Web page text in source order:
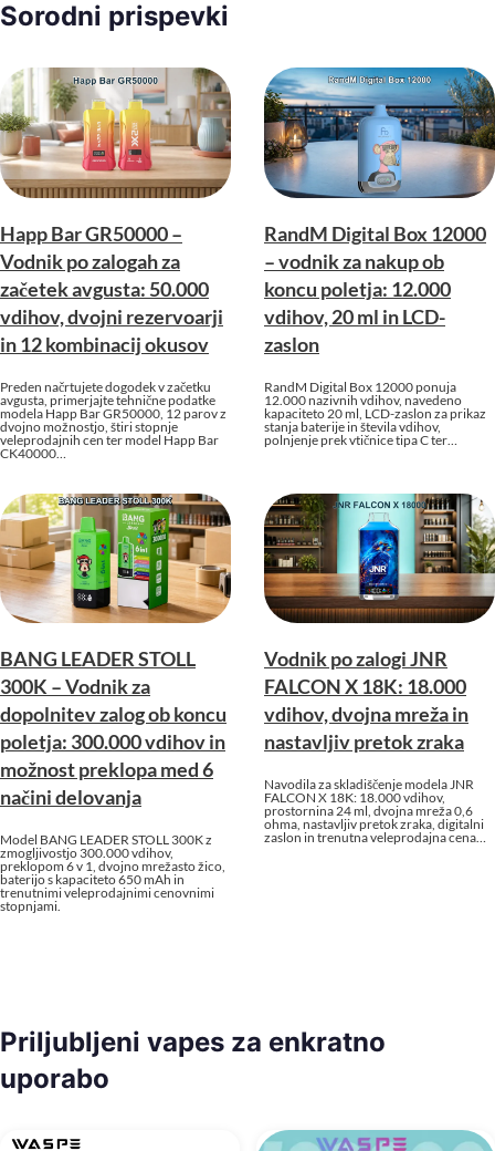
Sorodni prispevki
Happ Bar GR50000 –
Vodnik po zalogah za
začetek avgusta: 50.000
vdihov, dvojni rezervoarji
in 12 kombinacij okusov
Preden načrtujete dogodek v začetku
avgusta, primerjajte tehnične podatke
modela Happ Bar GR50000, 12 parov z
dvojno možnostjo, štiri stopnje
veleprodajnih cen ter model Happ Bar
CK40000…
RandM Digital Box 12000
– vodnik za nakup ob
koncu poletja: 12.000
vdihov, 20 ml in LCD-
zaslon
RandM Digital Box 12000 ponuja
12.000 nazivnih vdihov, navedeno
kapaciteto 20 ml, LCD-zaslon za prikaz
stanja baterije in števila vdihov,
polnjenje prek vtičnice tipa C ter…
BANG LEADER STOLL
300K – Vodnik za
dopolnitev zalog ob koncu
poletja: 300.000 vdihov in
možnost preklopa med 6
načini delovanja
Model BANG LEADER STOLL 300K z
zmogljivostjo 300.000 vdihov,
preklopom 6 v 1, dvojno mrežasto žico,
baterijo s kapaciteto 650 mAh in
trenutnimi veleprodajnimi cenovnimi
stopnjami.
Vodnik po zalogi JNR
FALCON X 18K: 18.000
vdihov, dvojna mreža in
nastavljiv pretok zraka
Navodila za skladiščenje modela JNR
FALCON X 18K: 18.000 vdihov,
prostornina 24 ml, dvojna mreža 0,6
ohma, nastavljiv pretok zraka, digitalni
zaslon in trenutna veleprodajna cena…
Priljubljeni vapes za enkratno
uporabo